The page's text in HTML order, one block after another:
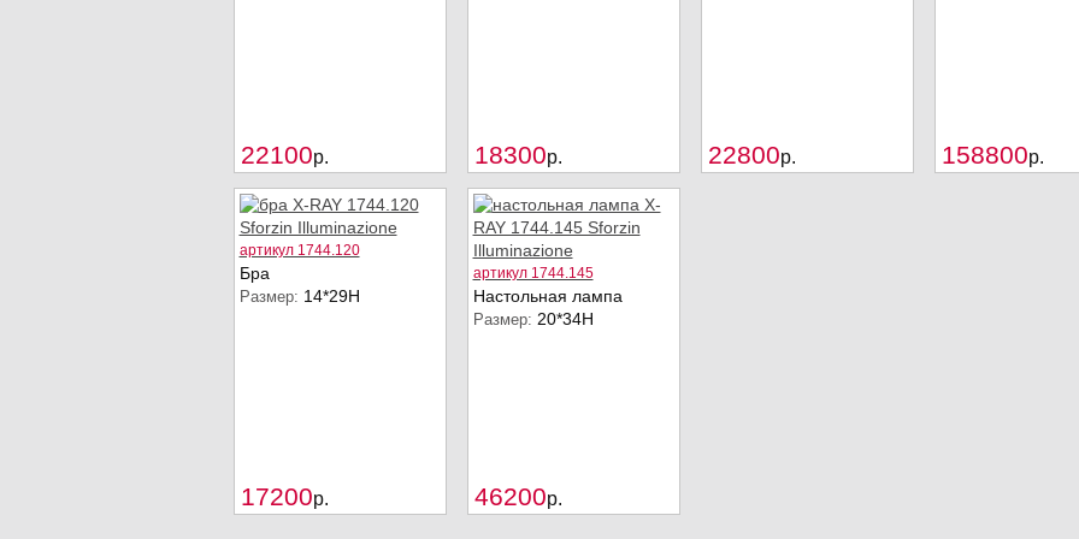
22100p. 18300p. 22800p. 158800p.
артикул 1744.120
Бра
Размер: 14*29H
17200p.
артикул 1744.145
Настольная лампа
Размер: 20*34Н
46200p.